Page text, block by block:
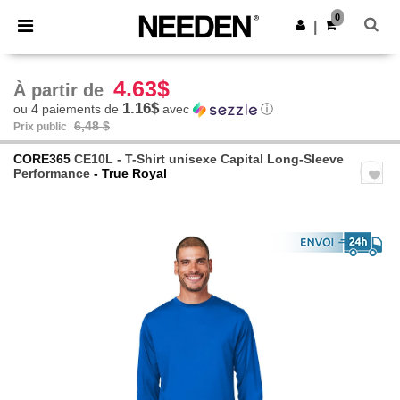
× Appli Needen
Meilleurs prix sur l’app !
Obtenir l'appli
0
À partir de 4.63$
ou 4 paiements de 1.16$avec ⓘ
Prix public 6,48 $
CORE365 CE10L - T-Shirt unisexe Capital Long-Sleeve
Performance - True Royal